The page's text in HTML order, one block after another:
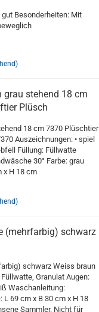
gut Besonderheiten: Mit
grau stehend 18 cm
Plüsch
18 cm 7370 Plüschtier
Auszeichnungen: • spiel
Füllung: Füllwatte
30° Farbe: grau
x H 18 cm
(mehrfarbig) schwarz
schwarz Weiss braun
Granulat Augen:
Waschanleitung:
69 cm x B 30 cm x H 18
Sammler. Nicht für